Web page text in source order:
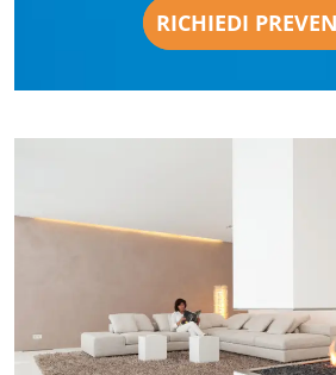
RICHIEDI